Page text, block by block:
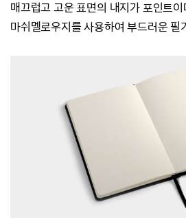
매끄럽고 고운 표면의 내지가 포인트
마쉬멜로우지를 사용하여 부드러운 필